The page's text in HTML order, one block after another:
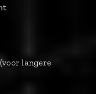
langere